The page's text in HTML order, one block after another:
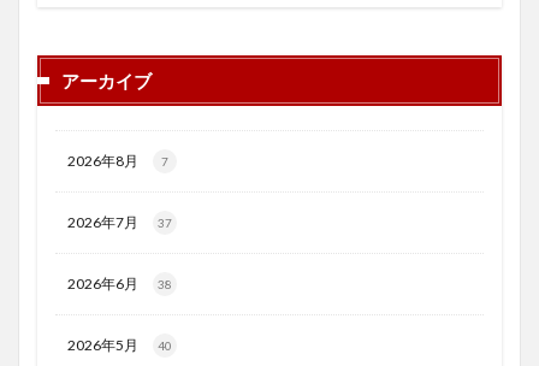
アーカイブ
2026年8月 7
2026年7月 37
2026年6月 38
2026年5月 40